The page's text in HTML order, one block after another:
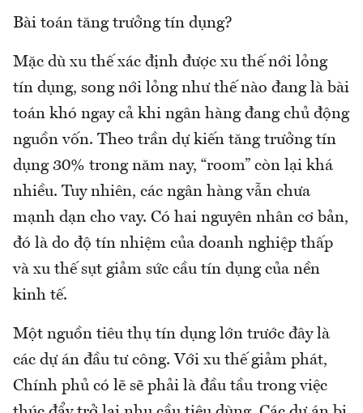
Bài toán tăng trưởng tín dụng?
Mặc dù xu thế xác định được xu thế nới lỏng
tín dụng, song nới lỏng như thế nào đang là bài
toán khó ngay cả khi ngân hàng đang chủ động
nguồn vốn. Theo trần dự kiến tăng trưởng tín
dụng 30% trong năm nay, “room” còn lại khá
nhiều. Tuy nhiên, các ngân hàng vẫn chưa
mạnh dạn cho vay. Có hai nguyên nhân cơ bản,
đó là do độ tín nhiệm của doanh nghiệp thấp
và xu thế sụt giảm sức cầu tín dụng của nền
kinh tế.
Một nguồn tiêu thụ tín dụng lớn trước đây là
các dự án đầu tư công. Với xu thế giảm phát,
Chính phủ có lẽ sẽ phải là đầu tầu trong việc